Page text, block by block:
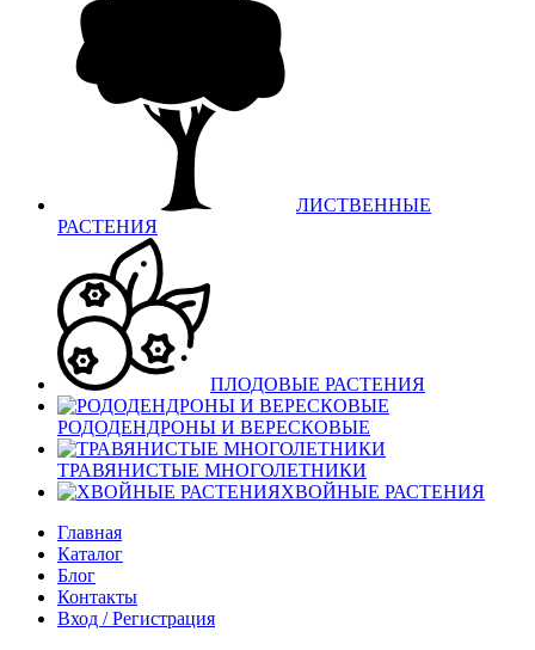
ЛИСТВЕННЫЕ
РАСТЕНИЯ
ПЛОДОВЫЕ РАСТЕНИЯ
РОДОДЕНДРОНЫ И ВЕРЕСКОВЫЕ
ТРАВЯНИСТЫЕ МНОГОЛЕТНИКИ
ХВОЙНЫЕ РАСТЕНИЯ
Главная
Каталог
Блог
Контакты
Вход / Регистрация